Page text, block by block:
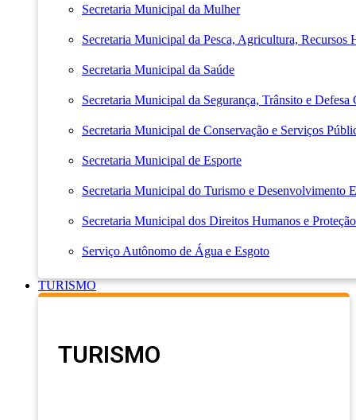
Secretaria Municipal da Mulher
Secretaria Municipal da Pesca, Agricultura, Recursos
Secretaria Municipal da Saúde
Secretaria Municipal da Segurança, Trânsito e Defesa
Secretaria Municipal de Conservação e Serviços
Secretaria Municipal de Esporte
Secretaria Municipal do Turismo e Desenvolvimento
Secretaria Municipal dos Direitos Humanos e
Serviço Autônomo de Água e Esgoto
TURISMO
TURISMO